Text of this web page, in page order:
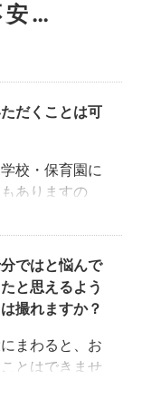
安…
だくことは可
校・保育園に
ありますの
します。
ではと悩んで
と思えるよう
撮れますか？
まわると、お
とはできませ
はのクオリテ